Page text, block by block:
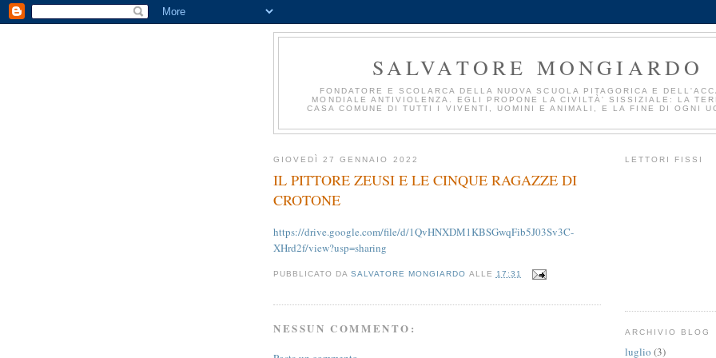
SALVATORE MONGIARDO
FONDATORE E SCOLARCA DELLA NUOVA SCUOLA PITAGORICA E
MONDIALE ANTIVIOLENZA. EGLI PROPONE LA CIVILTÀ' SISSIZIALE: LA
CASA COMUNE DI TUTTI I VIVENTI, UOMINI E ANIMALI, E LA FINE DI OGNI
GIOVEDÌ 27 GENNAIO 2022
IL PITTORE ZEUSI E LE CINQUE RAGAZZE DI
CROTONE
https://drive.google.com/file/d/1QvHNXDM1KBSGwqFib5J03Sv3C-
XHrd2f/view?usp=sharing
PUBBLICATO DASALVATORE MONGIARDO ALLE 17:31
NESSUN COMMENTO:
LETTORI FISSI
ARCHIVIO BLOG
luglio (3)